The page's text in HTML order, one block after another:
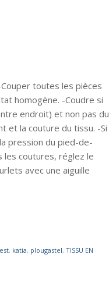
toutes les pièces
homogène. -Coudre si
endroit) et non pas du
et la couture du tissu. -Si
pression du pied-de-
les coutures, réglez le
avec une aiguille
, katia, plougastel,TISSU EN